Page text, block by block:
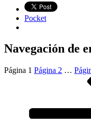
Pocket
Navegación de
Página 1 Página 2 …